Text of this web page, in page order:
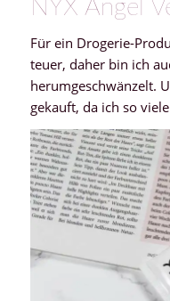
NYX Angel
Für ein Drogerie-
teuer, daher bin ich
herumgeschwänzelt.
gekauft, da ich so